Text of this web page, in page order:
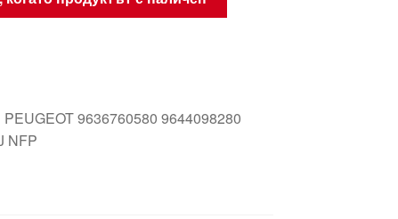
9636760580 9644098280
NFP